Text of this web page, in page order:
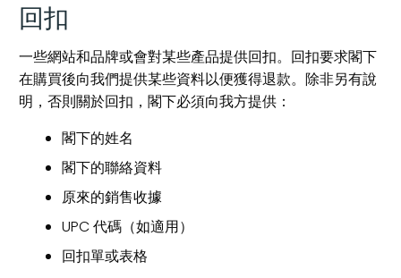
回扣
一些網站和品牌或會對某些產品提供回扣。回扣要求閣下
在購買後向我們提供某些資料以便獲得退款。除非另有說
明，否則關於回扣，閣下必須向我方提供：
閣下的姓名
閣下的聯絡資料
原來的銷售收據
UPC 代碼（如適用）
回扣單或表格